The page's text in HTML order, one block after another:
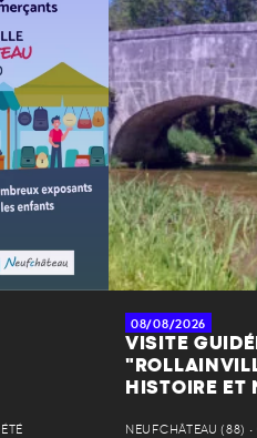
08/08/2026
VISITE
HISTOIRE ET
NEUFCHÂTEAU (88) •